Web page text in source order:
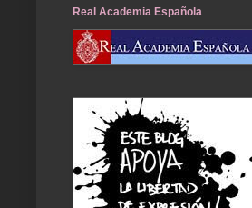
Real Academia Española